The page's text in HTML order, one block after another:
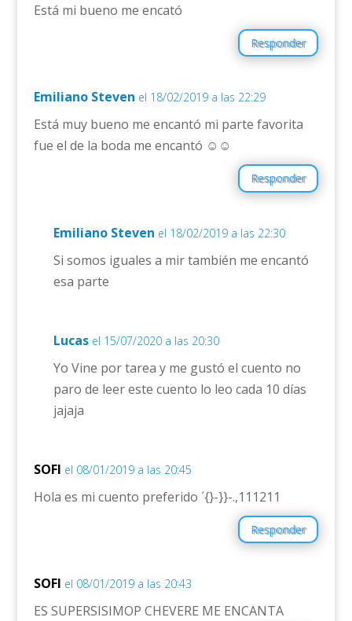
Está mi bueno me encató
Responder
Emiliano Steven el 18/02/2019 a las 22:29
Está muy bueno me encantó mi parte favorita
fue el de la boda me encantó ☺☺
Responder
Emiliano Steven el 18/02/2019 a las 22:30
Si somos iguales a mir también me encantó
esa parte
Lucas el 15/07/2020 a las 20:30
Yo Vine por tarea y me gustó el cuento no
paro de leer este cuento lo leo cada 10 días
jajaja
SOFI el 08/01/2019 a las 20:45
Hola es mi cuento preferido ´{}-}}-.,111211
Responder
SOFI el 08/01/2019 a las 20:43
ES SUPERSISIMOP CHEVERE ME ENCANTA